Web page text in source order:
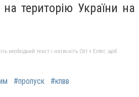
на територію України на
необхідний текст і натисніть Ctrl + Enter, щоб
#пропуск #кпвв